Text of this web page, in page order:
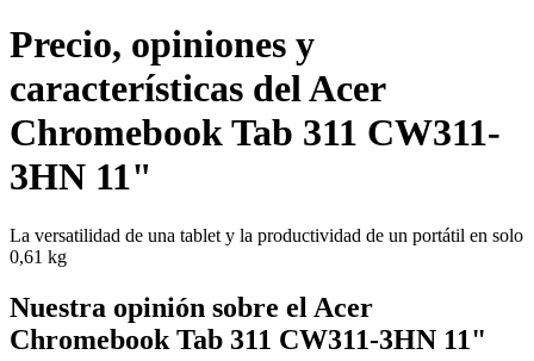
Precio, opiniones y
características delAcer
Chromebook Tab 311 CW311-
3HN 11"
La versatilidad de una tablet y la productividad de un portátil en solo
0,61 kg
Nuestra opinión sobre el Acer
Chromebook Tab 311 CW311-3HN 11"